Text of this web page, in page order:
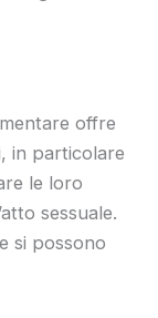
offre
in particolare
le loro
sessuale.
si possono